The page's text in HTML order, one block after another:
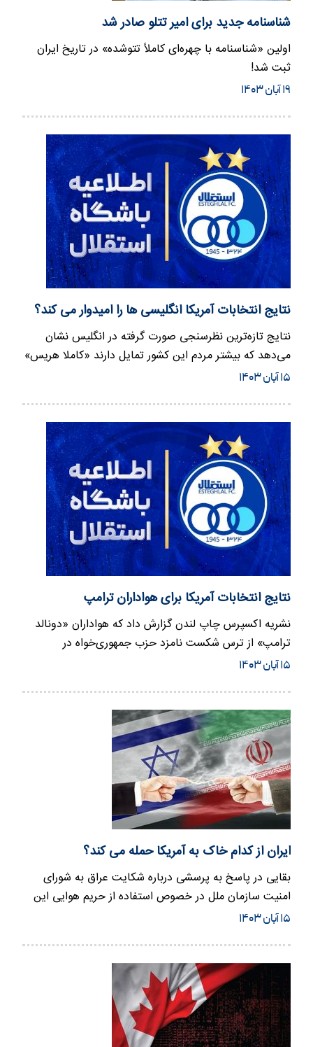
شناسنامه جدید برای امیر تتلو صادر شد
اولین «شناسنامه با چهره‌ای کاملاً تتوشده» در تاریخ ایران
ثبت شد!
۱۹ آبان ۱۴۰۳
نتایج انتخابات آمریکا انگلیسی ها را امیدوار می کند؟
نتایج تازه‌ترین نظرسنجی‌ صورت گرفته در انگلیس نشان
می‌دهد که بیشتر مردم این کشور تمایل دارند «کاملا هریس»
نامزد حزب…
۱۵ آبان ۱۴۰۳
نتایج انتخابات آمریکا برای هواداران ترامپ
نشریه اکسپرس چاپ لندن گزارش داد که هواداران «دونالد
ترامپ» از ترس شکست نامزد حزب جمهوری‌خواه در
انتخابات ریاست جمهوری…
۱۵ آبان ۱۴۰۳
ایران از کدام خاک به آمریکا حمله می کند؟
بقایی در پاسخ به پرسشی درباره شکایت عراق به شورای
امنیت سازمان ملل در خصوص استفاده از حریم هوایی این
کشور برای حمله به…
۱۵ آبان ۱۴۰۳